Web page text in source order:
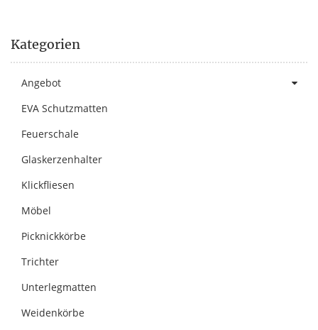
Kategorien
Angebot
EVA Schutzmatten
Feuerschale
Glaskerzenhalter
Klickfliesen
Möbel
Picknickkörbe
Trichter
Unterlegmatten
Weidenkörbe